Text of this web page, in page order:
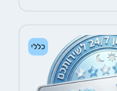
כללי